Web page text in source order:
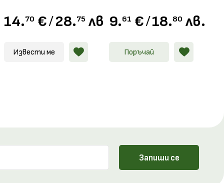
14.70 €/28.75 лв.
Извести ме
9.61 €/18.80 лв.
Поръчай
Запиши се